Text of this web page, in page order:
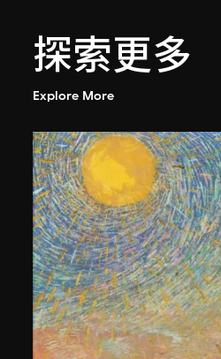
探索更多
Explore More